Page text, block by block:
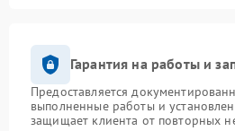
Гарантия на работы и
Предоставляется
выполненные работы и
защищает клиента от повторных